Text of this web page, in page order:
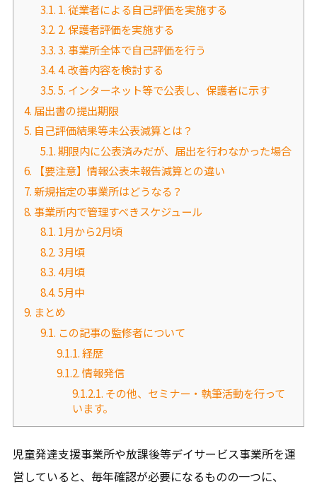
3.1. 1. 従業者による自己評価を実施する
3.2. 2. 保護者評価を実施する
3.3.3. 事業所全体で自己評価を行う
3.4.4. 改善内容を検討する
3.5.5. インターネット等で公表し、保護者に示す
4. 届出書の提出期限
5. 自己評価結果等未公表減算とは？
5.1.期限内に公表済みだが、届出を行わなかった場合
6. 【要注意】情報公表未報告減算との違い
7. 新規指定の事業所はどうなる？
8.事業所内で管理すべきスケジュール
8.1. 1月から2月頃
8.2.3月頃
8.3.4月頃
8.4.5月中
9. まとめ
9.1. この記事の監修者について
9.1.1.経歴
9.1.2.情報発信
9.1.2.1. その他、セミナー・執筆活動を行って
います。
児童発達支援事業所や放課後等デイサービス事業所を運
営していると、毎年確認が必要になるものの一つに、